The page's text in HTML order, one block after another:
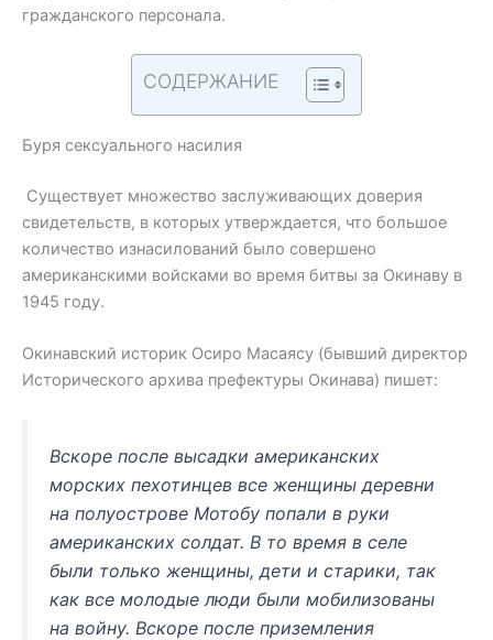
гражданского персонала.
СОДЕРЖАНИЕ
Буря сексуального насилия
Существует множество заслуживающих доверия
свидетельств, в которых утверждается, что большое
количество изнасилований было совершено
американскими войсками во время битвы за Окинаву в
1945 году.
Окинавский историк Осиро Масаясу (бывший директор
Исторического архива префектуры Окинава) пишет:
Вскоре после высадки американских
морских пехотинцев все женщины деревни
на полуострове Мотобу попали в руки
американских солдат. В то время в селе
были только женщины, дети и старики, так
как все молодые люди были мобилизованы
на войну. Вскоре после приземления